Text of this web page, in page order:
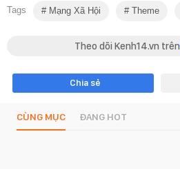
Tags Mạng Xã Hội Theme
Theo dõi Kenh14.vn trên
Chia sẻ
CÙNG MỤC ĐANG HOT